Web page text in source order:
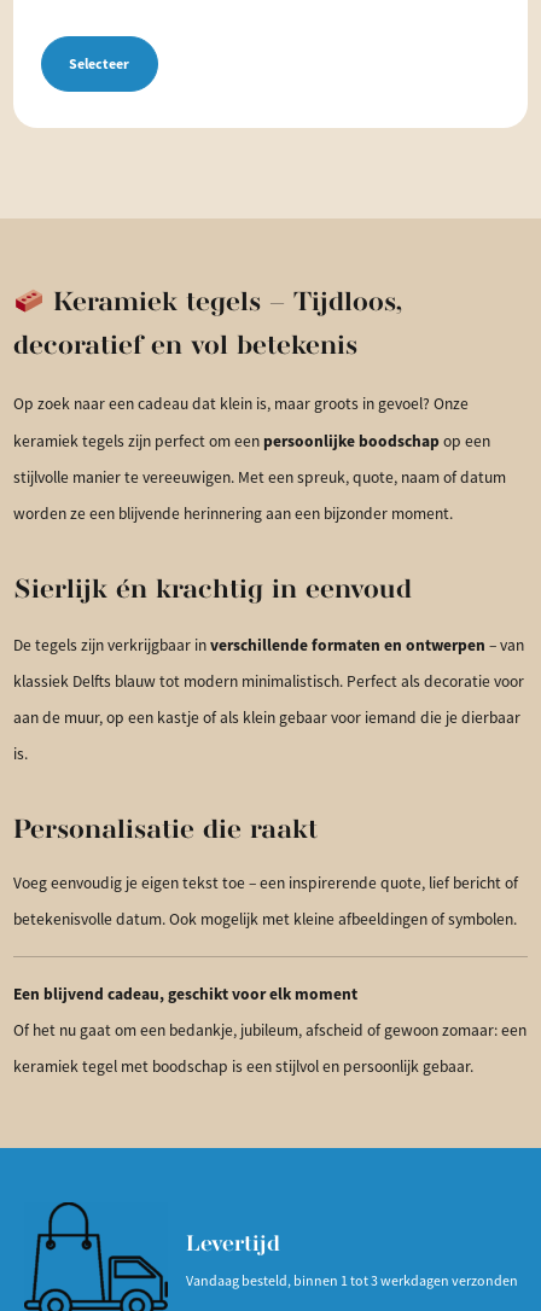
Selecteer
Keramiek tegels – Tijdloos,
decoratief en vol betekenis
Op zoek naar een cadeau dat klein is, maar groots in gevoel? Onze
keramiek tegels zijn perfect om eenpersoonlijke boodschapop een
stijlvolle manier te vereeuwigen. Met een spreuk, quote, naam of datum
worden ze een blijvende herinnering aan een bijzonder moment.
Sierlijk én krachtig in eenvoud
De tegels zijn verkrijgbaar inverschillende formaten en ontwerpen – van
klassiek Delfts blauw tot modern minimalistisch. Perfect als decoratie voor
aan de muur, op een kastje of als klein gebaar voor iemand die je dierbaar
is.
Personalisatie die raakt
Voeg eenvoudig je eigen tekst toe – een inspirerende quote, lief bericht of
betekenisvolle datum. Ook mogelijk met kleine afbeeldingen of symbolen.
Een blijvend cadeau, geschikt voor elk moment
Of het nu gaat om een bedankje, jubileum, afscheid of gewoon zomaar: een
keramiek tegel met boodschap is een stijlvol en persoonlijk gebaar.
Levertijd
Vandaag besteld, binnen 1 tot 3 werkdagen verzonden